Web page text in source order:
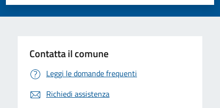
Contatta il comune
Leggi le domande frequenti
Richiedi assistenza